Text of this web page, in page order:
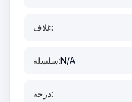
غلاف:
سلسلة:N/A
درجة: